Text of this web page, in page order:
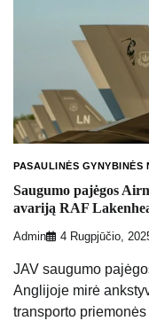
PASAULINĖS GYNYBINĖS
Saugumo pajėgos
avariją RAF
Admin 4 Rugpjūčio,
JAV saugumo
Anglijoje mirė
transporto